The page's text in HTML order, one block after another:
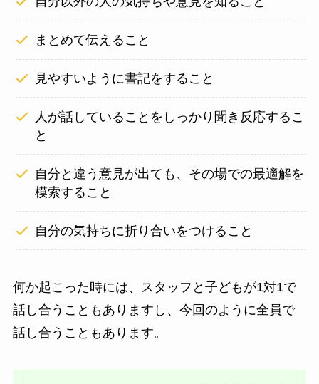
まとめて伝えること
見やすいように書記をすること
人が話していることをしっかり聞き反応するこ
と
自分と違う意見が出ても、その場での最適解を
模索すること
自分の気持ちに折り合いをつけること
何か起こった時には、スタッフと子どもが1対1で
話し合うこともありますし、今回のように全員で
話し合うこともあります。